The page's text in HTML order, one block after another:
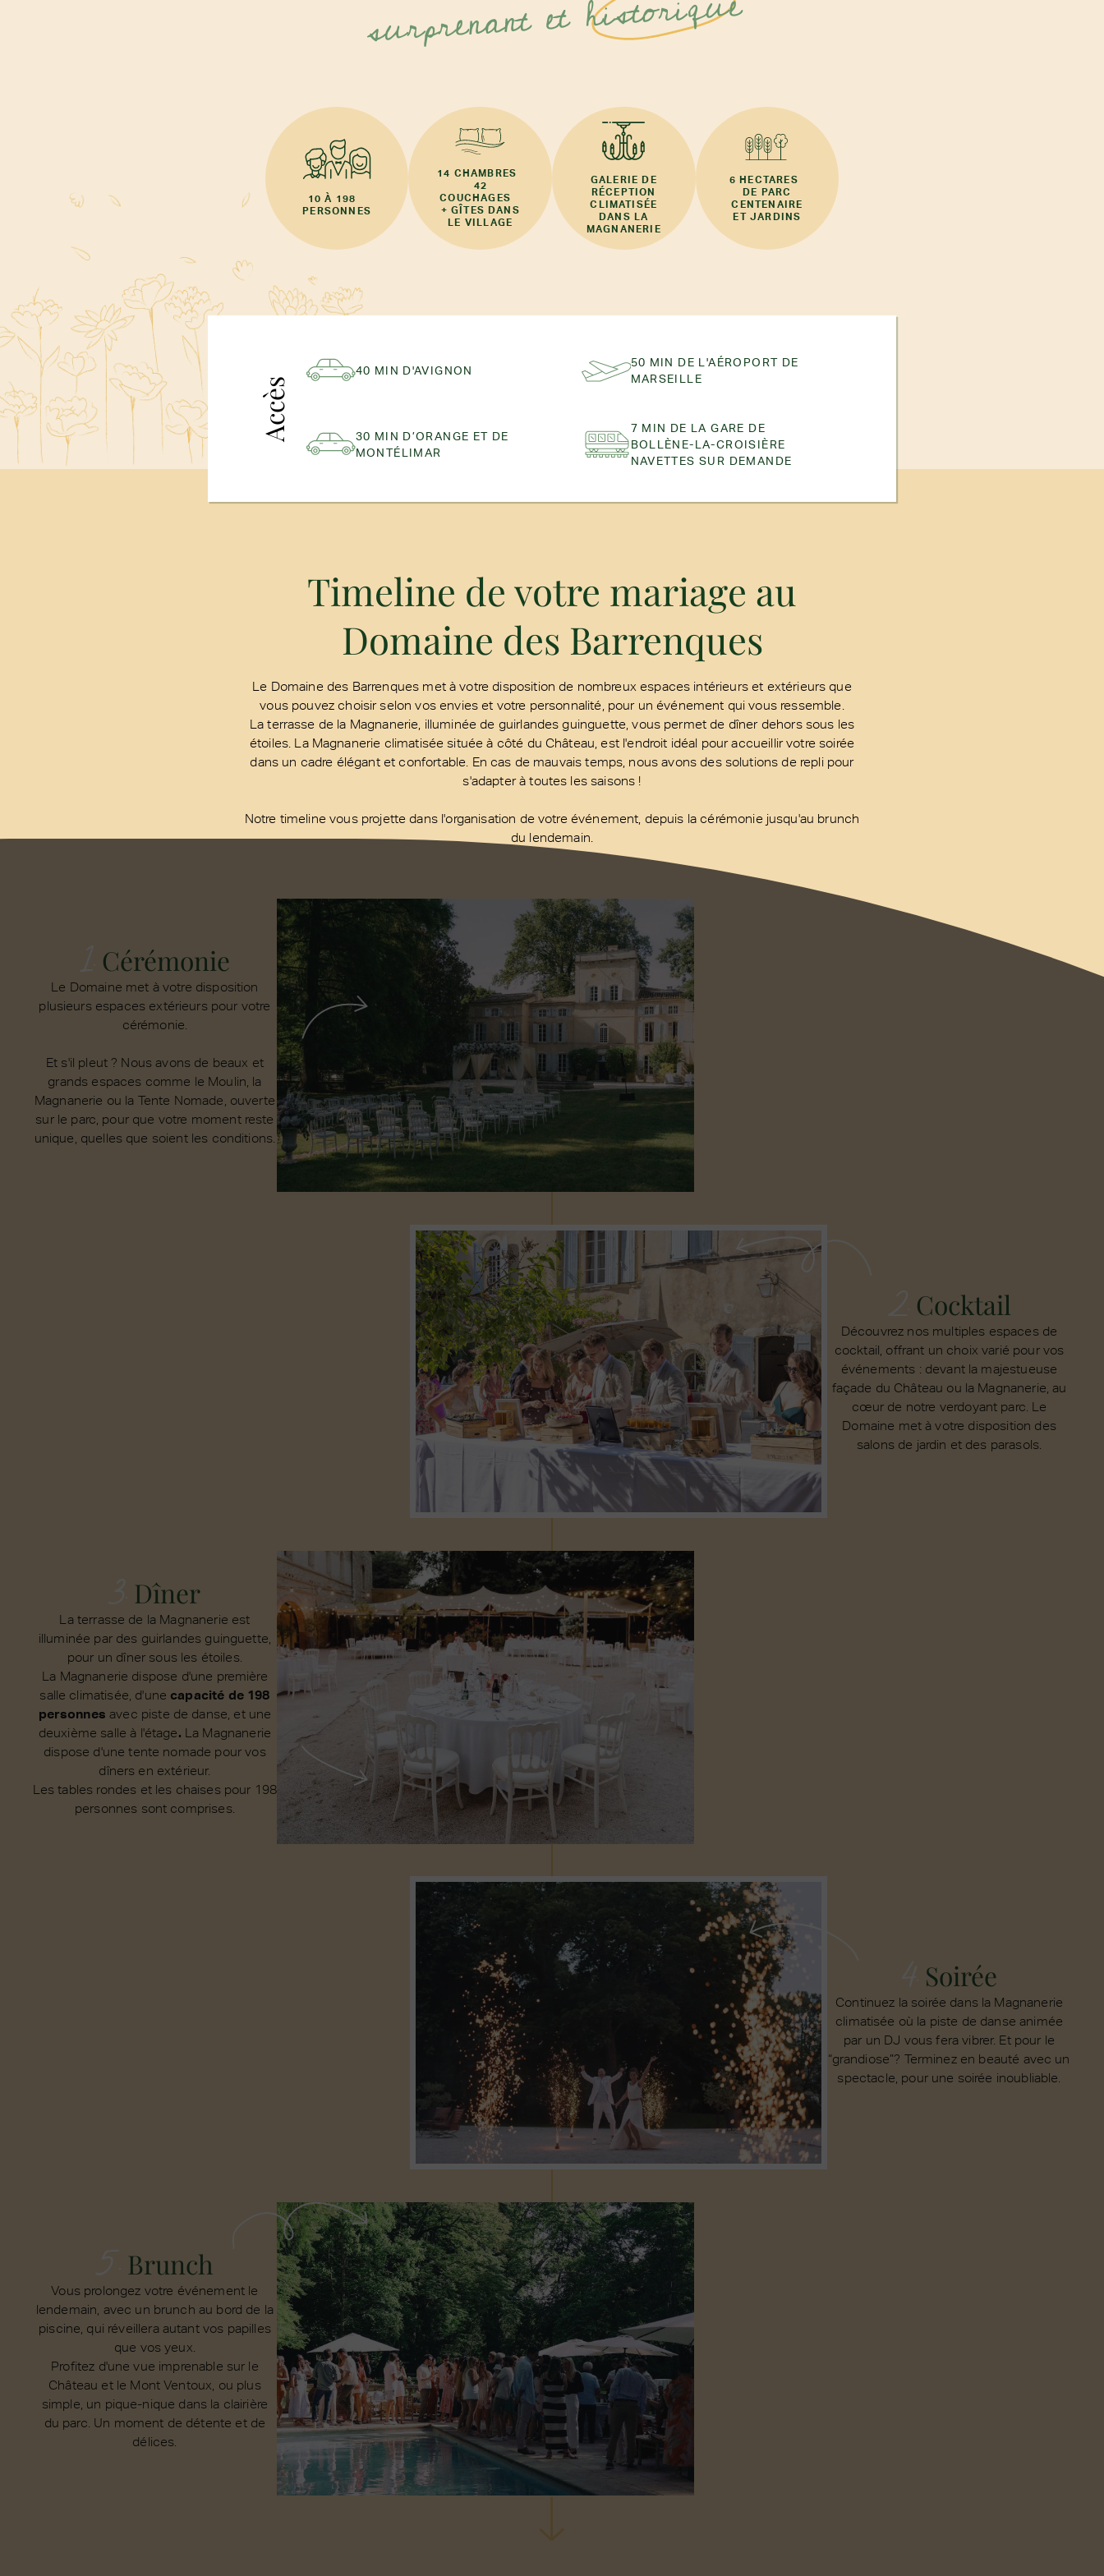
surprenant et
10 À 198
PERSONNES
14 CHAMBRES
42
COUCHAGES
+ GÎTES DANS
LE VILLAGE
GALERIE DE
RÉCEPTION
CLIMATISÉE
DANS LA
MAGNANERIE
6 HECTARES
DE PARC
CENTENAIRE
ET JARDINS
Accès
40 MIN D'AVIGNON
50 MIN DE L'AÉROPORT DE
MARSEILLE
30 MIN D’ORANGE ET DE
MONTÉLIMAR
7 MIN DE LA GARE DE
BOLLÈNE-LA-CROISIÈRE
NAVETTES SUR DEMANDE
Timeline de votre mariage au
Domaine des Barrenques
Le Domaine des Barrenques met à votre disposition de nombreux espaces intérieurs et extérieurs que
vous pouvez choisir selon vos envies et votre personnalité, pour un événement qui vous ressemble.
La terrasse de la Magnanerie, illuminée de guirlandes guinguette, vous permet de dîner dehors sous les
étoiles. La Magnanerie climatisée située à côté du Château, est l'endroit idéal pour accueillir votre soirée
dans un cadre élégant et confortable. En cas de mauvais temps, nous avons des solutions de repli pour
s'adapter à toutes les saisons !
Notre timeline vous projette dans l'organisation de votre événement, depuis la cérémonie jusqu'au brunch
du lendemain.
1.Cérémonie
Le Domaine met à votre disposition
plusieurs espaces extérieurs pour votre
cérémonie.
Et s'il pleut ? Nous avons de beaux et
grands espaces comme le Moulin, la
Magnanerie ou la Tente Nomade, ouverte
sur le parc, pour que votre moment reste
unique, quelles que soient les conditions.
2.Cocktail
Découvrez nos multiples espaces de
cocktail, offrant un choix varié pour vos
événements : devant la majestueuse
façade du Château ou la Magnanerie, au
cœur de notre verdoyant parc. Le
Domaine met à votre disposition des
salons de jardin et des parasols.
3. Dîner
La terrasse de la Magnanerie est
illuminée par des guirlandes guinguette,
pour un dîner sous les étoiles.
La Magnanerie dispose d'une première
salle climatisée, d'une capacité de 198
personnesavec piste de danse, et une
deuxième salle à l'étage. La Magnanerie
dispose d'une tente nomade pour vos
dîners en extérieur.
Les tables rondes et les chaises pour 198
personnes sont comprises.
4.Soirée
Continuez la soirée dans la Magnanerie
climatisée où la piste de danse animée
par un DJ vous fera vibrer. Et pour le
“grandiose”? Terminez en beauté avec un
spectacle, pour une soirée inoubliable.
5. Brunch
Vous prolongez votre événement le
lendemain, avec un brunch au bord de la
piscine, qui réveillera autant vos papilles
que vos yeux.
Profitez d'une vue imprenable sur le
Château et le Mont Ventoux, ou plus
simple, un pique-nique dans la clairière
du parc. Un moment de détente et de
délices.